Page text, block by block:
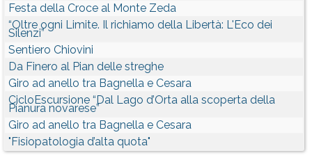
Festa della Croce al Monte Zeda
“Oltre ogni Limite. Il richiamo della Libertà: L'Eco dei
Silenzi”
Sentiero Chiovini
Da Finero al Pian delle streghe
Giro ad anello tra Bagnella e Cesara
CicloEscursione “Dal Lago d’Orta alla scoperta della
Pianura novarese”
Giro ad anello tra Bagnella e Cesara
"Fisiopatologia d’alta quota"